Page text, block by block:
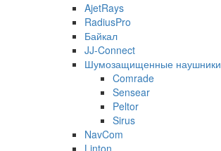
AjetRays
RadiusPro
Байкал
JJ-Connect
Шумозащищенные наушники
Comrade
Sensear
Peltor
Sirus
NavCom
Linton